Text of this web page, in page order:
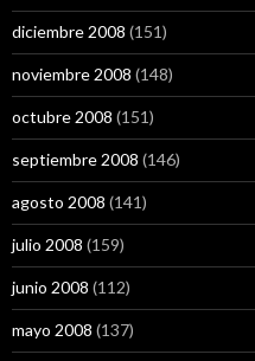
diciembre 2008 (151)
noviembre 2008 (148)
octubre 2008 (151)
septiembre 2008 (146)
agosto 2008 (141)
julio 2008 (159)
junio 2008 (112)
mayo 2008 (137)